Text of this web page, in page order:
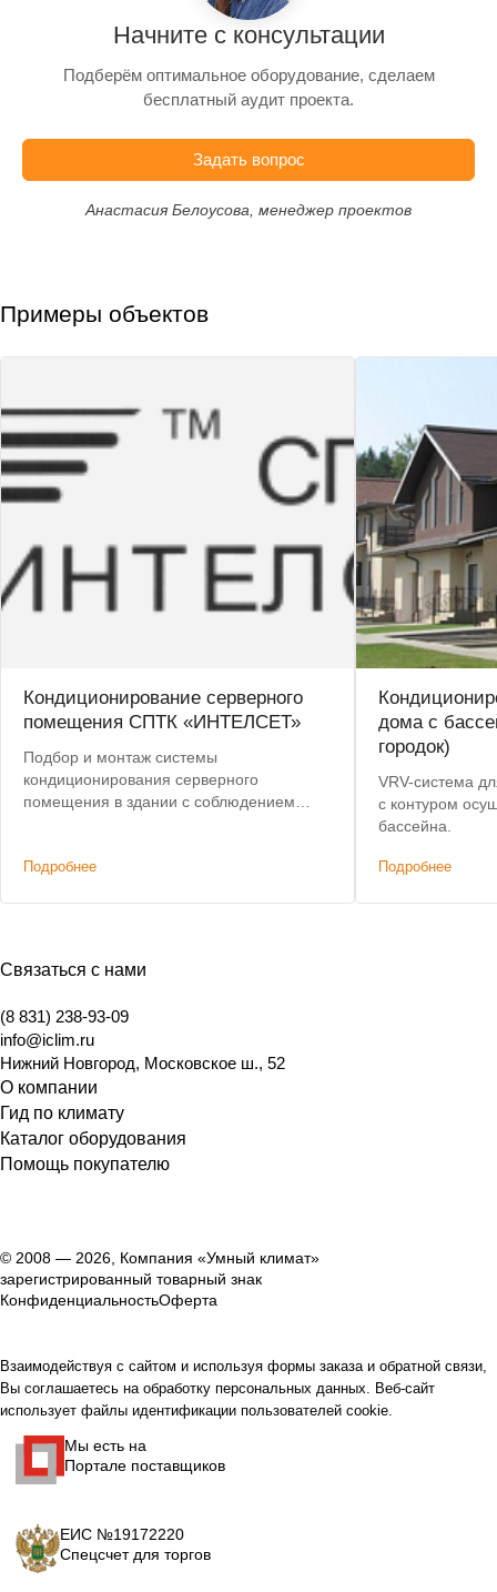
Начните с консультации
Подберём оптимальное оборудование, сделаем
бесплатный аудит проекта.
Задать вопрос
Анастасия Белоусова, менеджер проектов
Примеры объектов
Кондиционирование серверного
помещения СПТК «ИНТЕЛСЕТ»
Подбор и монтаж системы
кондиционирования серверного
помещения в здании с соблюдением
использованию и охране памятников
Подробнее
дома с
городок)
VRV-система
с контуром
бассейна.
Подробнее
Связаться с нами
(8 831) 238-93-09
info@iclim.ru
Нижний Новгород, Московское ш., 52
О компании
Гид по климату
Каталог оборудования
Помощь покупателю
© 2008 — 2026, Компания «Умный климат»
зарегистрированный товарный знак
КонфиденциальностьОферта
Взаимодействуя с сайтом и используя формы заказа и обратной связи,
Вы соглашаетесь на обработку персональных данных. Веб-сайт
использует файлы идентификации пользователей cookie.
Мы есть на
Портале поставщиков
ЕИС №19172220
Спецсчет для торгов